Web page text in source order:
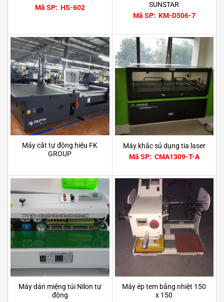
Mã SP: HS-602
SUNSTAR
Mã SP: KM-D506-7
Máy cắt tự động hiệu FK
GROUP
Máy khắc sủ dụng tia laser
Mã SP: CMA1309-T-A
Máy dán miệng túi Nilon tự
động
Máy ép tem bằng nhiệt 150
x 150